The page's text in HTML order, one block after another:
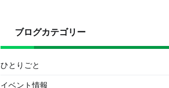
ブログカテゴリー
ひとりごと
イベント情報